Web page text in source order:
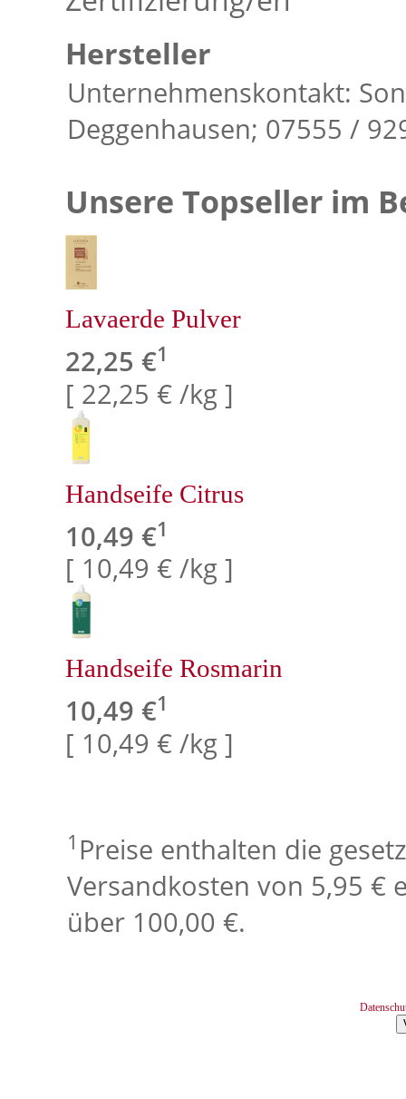
Hersteller
Unternehmenskontakt:
Deggenhausen; 07555 /
Unsere Topseller im
Lavaerde Pulver
22,25 €1
[ 22,25 € /kg ]
Handseife Citrus
10,49 €1
[ 10,49 € /kg ]
Handseife Rosmarin
10,49 €1
[ 10,49 € /kg ]
1 Preise enthalten die
Versandkosten von 5,95 €
über 100,00 €.